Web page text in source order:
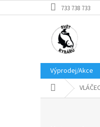
na
733 738 733
Výprodej/Akce
Domů